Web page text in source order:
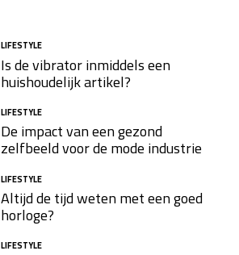
LIFESTYLE
Is de vibrator inmiddels een
huishoudelijk artikel?
LIFESTYLE
De impact van een gezond
zelfbeeld voor de mode industrie
LIFESTYLE
Altijd de tijd weten met een goed
horloge?
LIFESTYLE